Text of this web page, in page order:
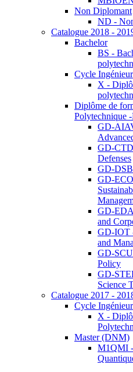
Non Diplomant
ND -
Catalogue 2018 -
Bachelor
BS -
Cycle Ingénieur
X -
Diplôme de
Polytechnique
GD-
GD-
Defenses
GD-DSB
GD-
GD-
and
GD-IOT
and
GD-
Policy
GD-
Science
Catalogue 2017 -
Cycle Ingénieur
X -
Master (DNM)
M1QMI